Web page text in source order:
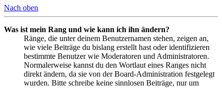
Nach oben
Was ist mein Rang und wie kann ich ihn ändern?
Ränge, die unter deinem Benutzernamen stehen, zeigen an,
wie viele Beiträge du bislang erstellt hast oder identifizieren
bestimmte Benutzer wie Moderatoren und Administratoren.
Normalerweise kannst du den Wortlaut eines Ranges nicht
direkt ändern, da sie von der Board-Administration festgelegt
wurden. Bitte schreibe keine sinnlosen Beiträge, nur um